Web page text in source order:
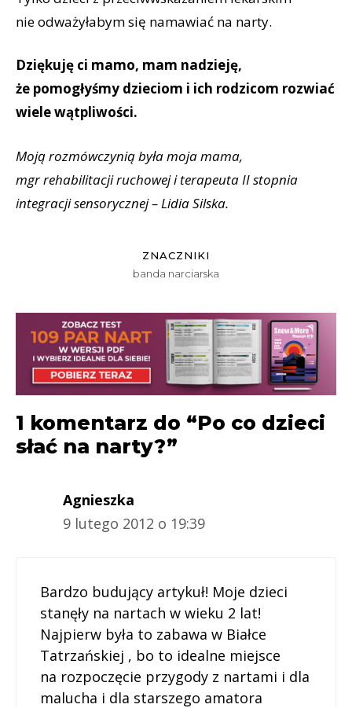
nie odważyłabym się namawiać na narty.
Dziękuję ci mamo, mam nadzieję,
że pomogłyśmy dzieciom i ich rodzicom rozwiać
wiele wątpliwości.
Moją rozmówczynią była moja mama,
mgr rehabilitacji ruchowej i terapeuta II stopnia
integracji sensorycznej – Lidia Silska.
ZNACZNIKI
banda narciarska
1 komentarz do “Po co dzieci
słać na narty?”
Agnieszka
9 lutego 2012 o 19:39
Bardzo budujący artykuł! Moje dzieci
stanęły na nartach w wieku 2 lat!
Najpierw była to zabawa w Białce
Tatrzańskiej , bo to idealne miejsce
na rozpoczęcie przygody z nartami i dla
malucha i dla starszego amatora